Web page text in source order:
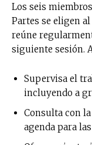
Los seis
Partes se eligen al
reúne
siguiente sesión.
Supervisa el
incluyendo a
Consulta con
agenda para